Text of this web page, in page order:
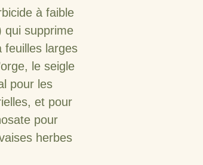
à faible
qui supprime
feuilles larges
le seigle
pour les
et pour
pour
herbes